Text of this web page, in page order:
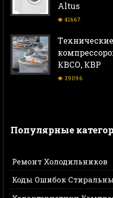
Altus
41667
КВСО, КВР
39096
Популярные
Ремонт Холодильников
Коды Ошибок